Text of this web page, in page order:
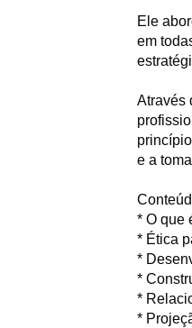
Ele
em
Através
e a
* O que
* Ética
*
*
*
*